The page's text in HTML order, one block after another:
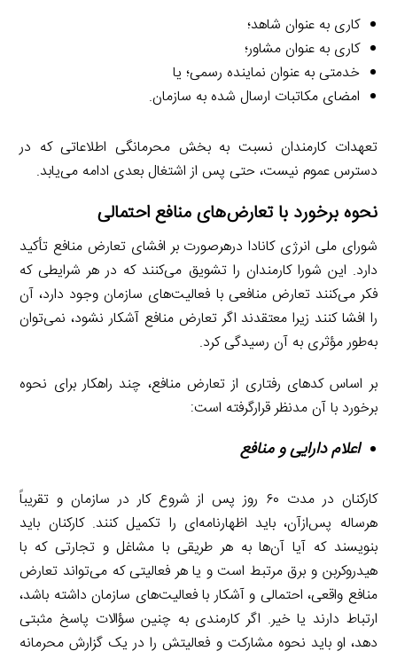
کاری به عنوان شاهد؛
کاری به عنوان مشاور؛
خدمتی به عنوان نماینده رسمی؛ یا
امضای مکاتبات ارسال شده به سازمان.
تعهدات کارمندان نسبت به بخش محرمانگی اطلاعاتی که در
دسترس عموم نیست، حتی پس از اشتغال بعدی ادامه می‌یابد.
نحوه برخورد با تعارض‌های منافع احتمالی
شورای ملی انرژی کانادا درهرصورت بر افشای تعارض منافع تأکید
دارد. این شورا کارمندان را تشویق می‌کنند که در هر شرایطی که
فکر می‌کنند تعارض منافعی با فعالیت‌های سازمان وجود دارد، آن
را افشا کنند زیرا معتقدند اگر تعارض منافع آشکار نشود، نمی‌توان
به‌طور مؤثری به آن رسیدگی کرد.
بر اساس کدهای رفتاری از تعارض منافع، چند راهکار برای نحوه
برخورد با آن مدنظر قرارگرفته است:
اعلام دارایی و منافع
کارکنان در مدت ۶۰ روز پس از شروع کار در سازمان و تقریباً
هرساله پس‌ازآن، باید اظهارنامه‌ای را تکمیل کنند. کارکنان باید
بنویسند که آیا آن‌ها به هر طریقی با مشاغل و تجارتی که با
هیدروکربن و برق مرتبط است و یا هر فعالیتی که می‌تواند تعارض
منافع واقعی، احتمالی و آشکار با فعالیت‌های سازمان داشته باشد،
ارتباط دارند یا خیر. اگر کارمندی به چنین سؤالات پاسخ مثبتی
دهد، او باید نحوه مشارکت و فعالیتش را در یک گزارش محرمانه